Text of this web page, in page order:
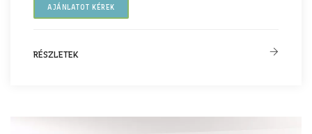
AJÁNLATOT KÉREK
RÉSZLETEK